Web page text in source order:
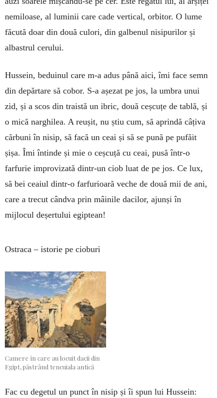
nemiloase, al luminii care cade vertical, orbitor. O lume
făcută doar din două culori, din galbenul nisipurilor și
albastrul cerului.
Hussein, beduinul care m-a adus până aici, îmi face semn
din depărtare să cobor. S-a așezat pe jos, la umbra unui
zid, și a scos din traistă un ibric, două ceșcuțe de tablă, și
o mică narghilea. A reușit, nu știu cum, să aprindă câțiva
cărbuni în nisip, să facă un ceai și să se pună pe pufăit
șișa. Îmi întinde și mie o ceșcuță cu ceai, pusă într-o
farfurie improvizată dintr-un ciob luat de pe jos. Ce lux,
să bei ceaiul dintr-o farfurioară veche de două mii de ani,
care a trecut cândva prin mâinile dacilor, ajunși în
mijlocul deșertului egiptean!
Ostraca – istorie pe cioburi
Camere în care au locuit dacii din
Egipt, păstrând tencuiala antică
Fac cu degetul un punct în nisip și îi spun lui Hussein: